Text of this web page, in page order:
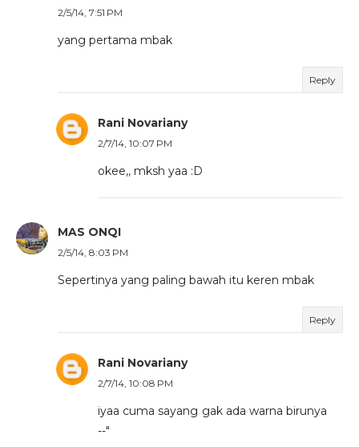
2/5/14, 7:51 PM
yang pertama mbak
Reply
Rani Novariany
2/7/14, 10:07 PM
okee,, mksh yaa :D
MAS ONQI
2/5/14, 8:03 PM
Sepertinya yang paling bawah itu keren mbak
Reply
Rani Novariany
2/7/14, 10:08 PM
iyaa cuma sayang gak ada warna birunya
--"